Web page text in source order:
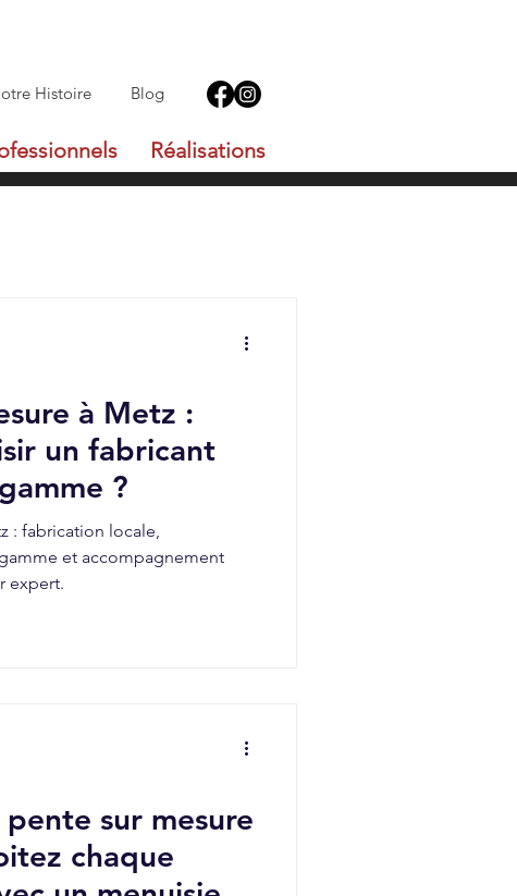
Réalisations
Histoire Blog
à Metz :
un fabricant
?
: fabrication locale,
et accompagnement
expert.
pente sur mesure
chaque